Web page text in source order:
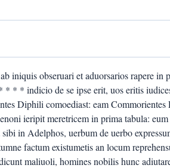
iniquis obseruari et aduorsarios rapere in
* indicio de se ipse erit, uos eritis
Diphili comoediast: eam Commorientes
ieripit meretricem in prima tabula:
in Adelphos, uerbum de uerbo
factum existumetis an locum
maliuoli, homines nobilis hunc